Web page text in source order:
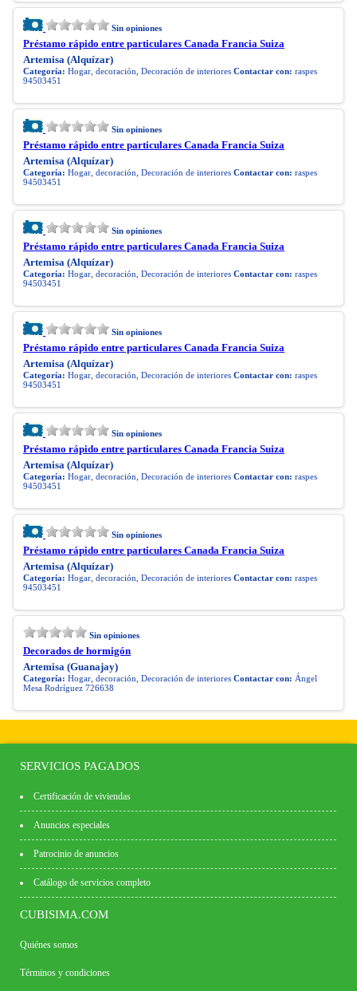
Sin opiniones
Préstamo rápido entre particulares Canada Francia Suiza
Artemisa (Alquízar)
Categoría: Hogar, decoración, Decoración de interiores Contactar con: raspes
94503451
Sin opiniones
Préstamo rápido entre particulares Canada Francia Suiza
Artemisa (Alquízar)
Categoría: Hogar, decoración, Decoración de interiores Contactar con: raspes
94503451
Sin opiniones
Préstamo rápido entre particulares Canada Francia Suiza
Artemisa (Alquízar)
Categoría: Hogar, decoración, Decoración de interiores Contactar con: raspes
94503451
Sin opiniones
Préstamo rápido entre particulares Canada Francia Suiza
Artemisa (Alquízar)
Categoría: Hogar, decoración, Decoración de interiores Contactar con: raspes
94503451
Sin opiniones
Préstamo rápido entre particulares Canada Francia Suiza
Artemisa (Alquízar)
Categoría: Hogar, decoración, Decoración de interiores Contactar con: raspes
94503451
Sin opiniones
Préstamo rápido entre particulares Canada Francia Suiza
Artemisa (Alquízar)
Categoría: Hogar, decoración, Decoración de interiores Contactar con: raspes
94503451
Sin opiniones
Decorados de hormigón
Artemisa (Guanajay)
Categoría: Hogar, decoración, Decoración de interiores Contactar con: Ángel
Mesa Rodríguez 726638
SERVICIOS PAGADOS
Certificación de viviendas
Anuncios especiales
Patrocinio de anuncios
Catálogo de servicios completo
CUBISIMA.COM
Quiénes somos
Términos y condiciones